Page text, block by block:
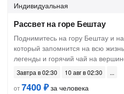
Индивидуальная
Рассвет на горе Бештау
Поднимитесь на гору Бештау и
который запомнится на всю
легенды и горячий чай на
Завтра в 02:30
10 авг в 02:30
от7400 ₽за человека